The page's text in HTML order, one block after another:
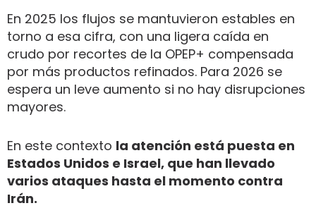
En 2025 los flujos se mantuvieron estables en
torno a esa cifra, con una ligera caída en
crudo por recortes de la OPEP+ compensada
por más productos refinados. Para 2026 se
espera un leve aumento si no hay disrupciones
mayores.
En este contexto la atención está puesta en
Estados Unidos e Israel, que han llevado
varios ataques hasta el momento contra
Irán.